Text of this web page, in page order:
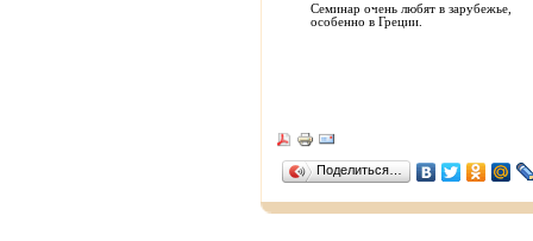
Семинар очень любят в зарубежье,
особенно в Греции.
Поделиться…